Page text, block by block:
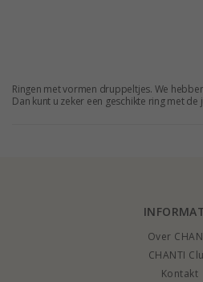
Ringen met vormen druppeltjes. We
Dan kunt u zeker een geschikte ring met
grote selectie door en vind de beste ring.
Over
CHANTI
Kontakt